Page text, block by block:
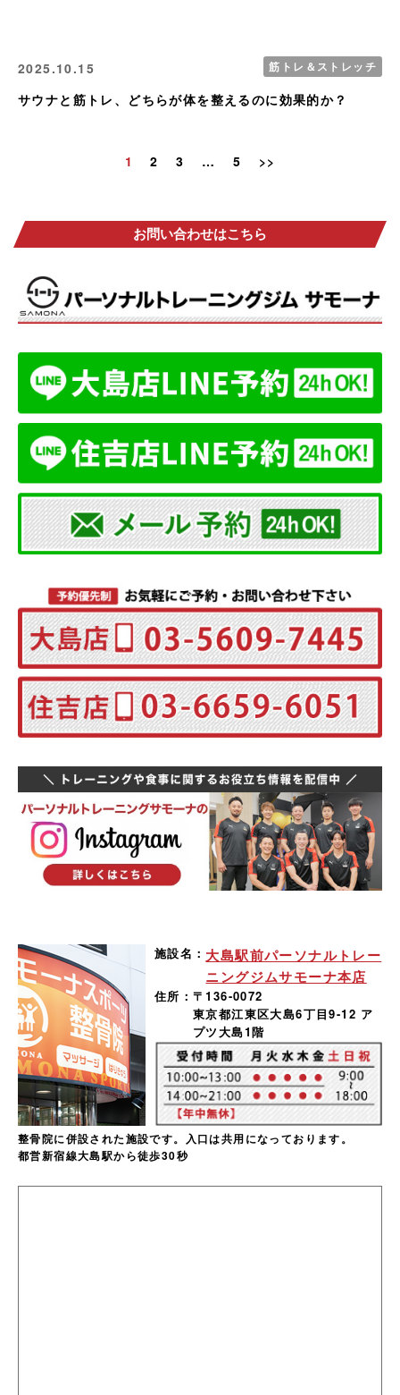
2025.10.15 筋トレ＆ストレッチ
サウナと筋トレ、どちらが体を整えるのに効果的か？
1 2 3 … 5 >>
お問い合わせはこちら
施設名： 大島駅前パーソナルトレー
ニングジムサモーナ本店
住所： 〒136-0072
東京都江東区大島6丁目9-12 ア
プツ大島1階
整骨院に併設された施設です。入口は共用になっております。
都営新宿線大島駅から徒歩30秒